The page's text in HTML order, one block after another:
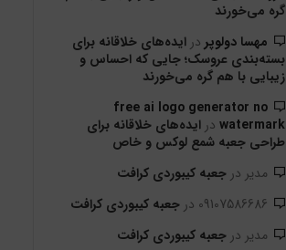
گره می‌خورند
مهسا دولوپر در ایده‌های خلاقانه برای
بسته‌بندی عروسک؛ جایی که احساس و
زیبایی با هم گره می‌خورند
free ai logo generator no
watermark در ایده‌های خلاقانه برای
طراحی جعبه شمع لوکس و خاص
مدیر در جعبه کیبوردی کرافت
09107586686 در جعبه کیبوردی کرافت
مدیر در جعبه کیبوردی کرافت